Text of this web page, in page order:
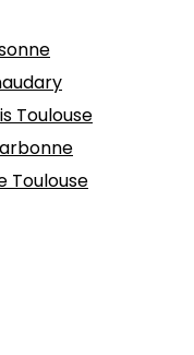
Toulouse
Toulouse